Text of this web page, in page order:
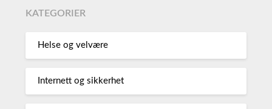
KATEGORIER
Helse og velvære
Internett og sikkerhet